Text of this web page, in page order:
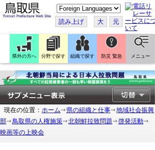
こ
の
ペ
ー
ジ
翻
訳
す
る
読み上げ 大 元
県外の方へ 分野で探す 組織で探す 防災 緊急 メニュー
現在の位置： ホーム 県の組織と仕事
地域社会振興
部
鳥取県の人権施策 北朝鮮拉致問題
啓発活動
映画等の上映会